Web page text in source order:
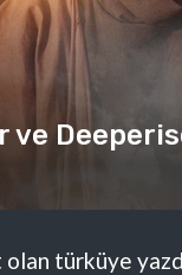
ve
olan türküye